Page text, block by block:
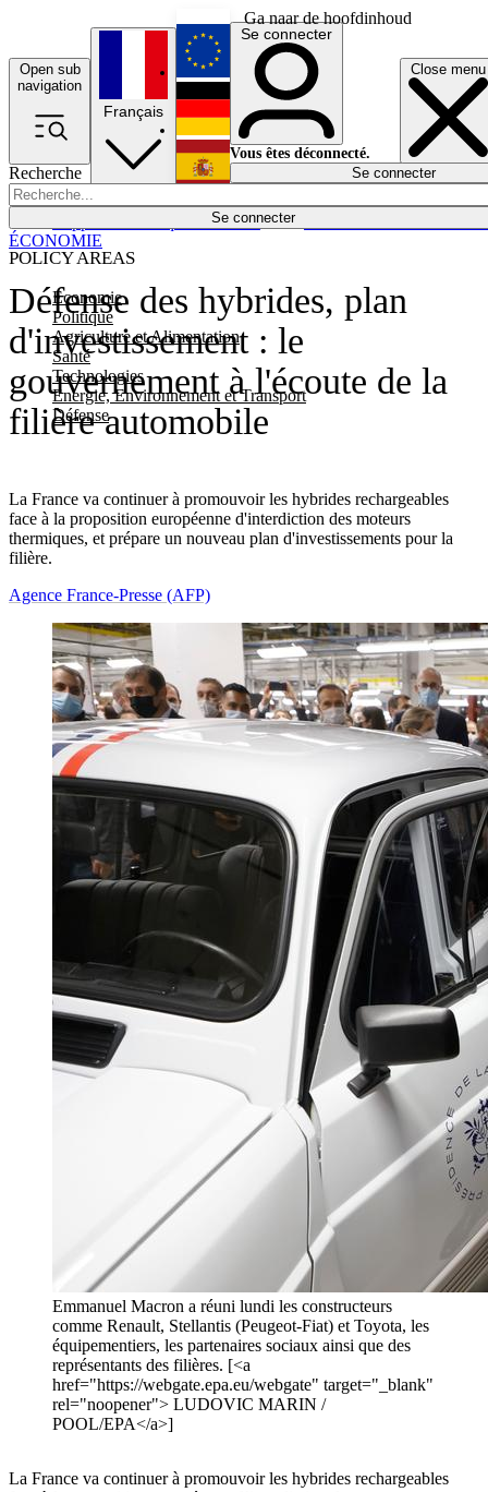
Ga naar de hoofdinhoud
Open sub
navigation
Close menu
Recherche
Se connecter
POLICY AREAS
Economie
Politique
Agriculture et Alimentation
Santé
Technologies
Energie, Environnement et Transport
Défense
Économie
Français
English
Deutsch
Español
Se connecter
Vous êtes déconnecté.
Se connecter
Défense des hybrides, plan
d'investissement : le
gouvernement à l'écoute de la
filière automobile
La France va continuer à promouvoir les hybrides rechargeables
face à la proposition européenne d'interdiction des moteurs
thermiques, et prépare un nouveau plan d'investissements pour la
filière.
ÉCONOMIE
Agence France-Presse (AFP)
Emmanuel Macron a réuni lundi les constructeurs
comme Renault, Stellantis (Peugeot-Fiat) et Toyota, les
équipementiers, les partenaires sociaux ainsi que des
représentants des filières. [<a
href="https://webgate.epa.eu/webgate" target="_blank"
rel="noopener"> LUDOVIC MARIN /
POOL/EPA</a>]
La France va continuer à promouvoir les hybrides rechargeables